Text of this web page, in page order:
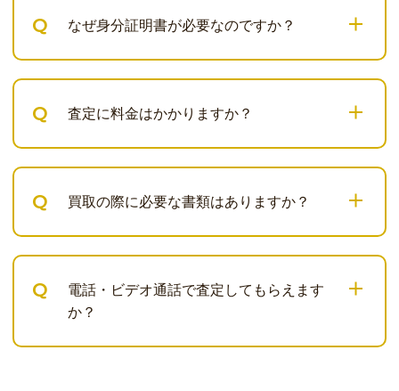
Q なぜ身分証明書が必要なのですか？
Q 査定に料金はかかりますか？
Q 買取の際に必要な書類はありますか？
Q
電話・ビデオ通話で査定してもらえます
か？